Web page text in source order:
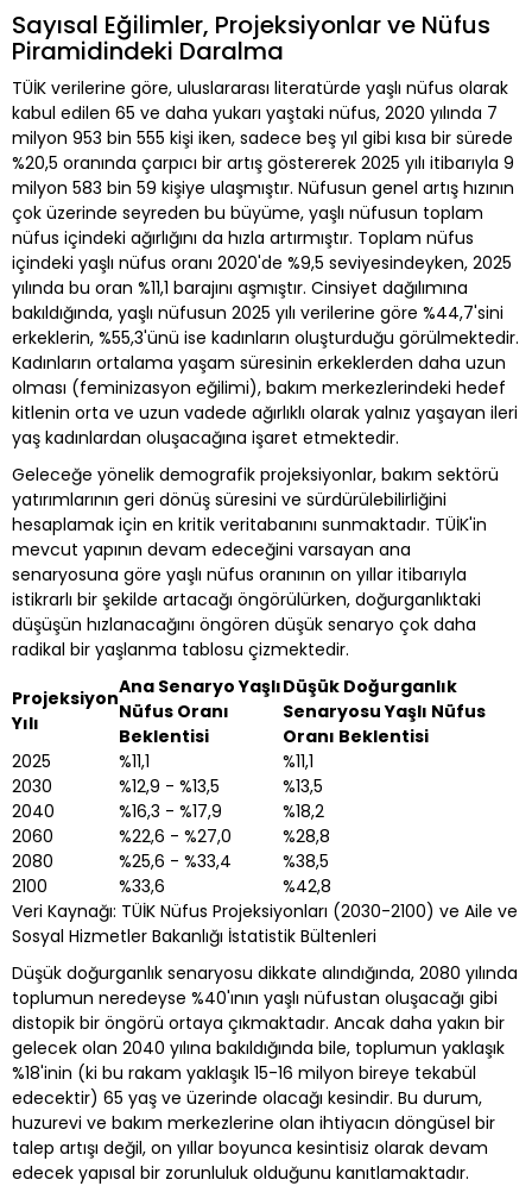
Sayısal Eğilimler, Projeksiyonlar ve Nüfus
Piramidindeki Daralma
TÜİK verilerine göre, uluslararası literatürde yaşlı nüfus olarak
kabul edilen 65 ve daha yukarı yaştaki nüfus, 2020 yılında 7
milyon 953 bin 555 kişi iken, sadece beş yıl gibi kısa bir sürede
%20,5 oranında çarpıcı bir artış göstererek 2025 yılı itibarıyla 9
milyon 583 bin 59 kişiye ulaşmıştır. Nüfusun genel artış hızının
çok üzerinde seyreden bu büyüme, yaşlı nüfusun toplam
nüfus içindeki ağırlığını da hızla artırmıştır. Toplam nüfus
içindeki yaşlı nüfus oranı 2020'de %9,5 seviyesindeyken, 2025
yılında bu oran %11,1 barajını aşmıştır. Cinsiyet dağılımına
bakıldığında, yaşlı nüfusun 2025 yılı verilerine göre %44,7'sini
erkeklerin, %55,3'ünü ise kadınların oluşturduğu görülmektedir.
Kadınların ortalama yaşam süresinin erkeklerden daha uzun
olması (feminizasyon eğilimi), bakım merkezlerindeki hedef
kitlenin orta ve uzun vadede ağırlıklı olarak yalnız yaşayan ileri
yaş kadınlardan oluşacağına işaret etmektedir.
Geleceğe yönelik demografik projeksiyonlar, bakım sektörü
yatırımlarının geri dönüş süresini ve sürdürülebilirliğini
hesaplamak için en kritik veritabanını sunmaktadır. TÜİK'in
mevcut yapının devam edeceğini varsayan ana
senaryosuna göre yaşlı nüfus oranının on yıllar itibarıyla
istikrarlı bir şekilde artacağı öngörülürken, doğurganlıktaki
düşüşün hızlanacağını öngören düşük senaryo çok daha
radikal bir yaşlanma tablosu çizmektedir.
Projeksiyon
Yılı
Ana Senaryo Yaşlı
Nüfus Oranı
Beklentisi
Düşük Doğurganlık
Senaryosu Yaşlı Nüfus
Oranı Beklentisi
2025
%11,1
%11,1
2030
%12,9 - %13,5
%13,5
2040
%16,3 - %17,9
%18,2
2060
%22,6 - %27,0
%28,8
2080
%25,6 - %33,4
%38,5
2100
%33,6
%42,8
Veri Kaynağı: TÜİK Nüfus Projeksiyonları (2030-2100) ve Aile ve
Sosyal Hizmetler Bakanlığı İstatistik Bültenleri
Düşük doğurganlık senaryosu dikkate alındığında, 2080 yılında
toplumun neredeyse %40'ının yaşlı nüfustan oluşacağı gibi
distopik bir öngörü ortaya çıkmaktadır. Ancak daha yakın bir
gelecek olan 2040 yılına bakıldığında bile, toplumun yaklaşık
%18'inin (ki bu rakam yaklaşık 15-16 milyon bireye tekabül
edecektir) 65 yaş ve üzerinde olacağı kesindir. Bu durum,
huzurevi ve bakım merkezlerine olan ihtiyacın döngüsel bir
talep artışı değil, on yıllar boyunca kesintisiz olarak devam
edecek yapısal bir zorunluluk olduğunu kanıtlamaktadır.